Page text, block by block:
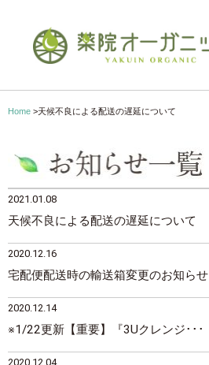
Home >天候不良による配送の遅延について
2021.01.08
天候不良による配送の遅延について
2020.12.16
宅配便配送時の輸送箱変更のお知らせ
2020.12.14
※1/22更新【重要】『3Uクレンジ･･･
2020.12.04